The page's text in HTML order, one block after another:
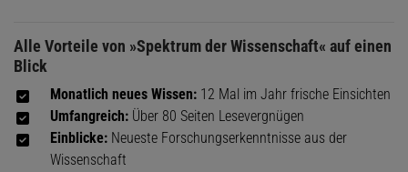
Alle Vorteile von »Spektrum der Wissenschaft« auf einen
Blick
Monatlich neues Wissen: 12 Mal im Jahr frische Einsichten
Umfangreich: Über 80 Seiten Lesevergnügen
Einblicke: Neueste Forschungserkenntnisse aus der
Wissenschaft